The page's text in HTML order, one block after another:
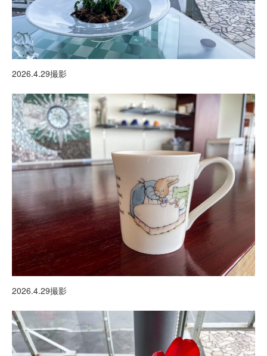
2026.4.29撮影
2026.4.29撮影